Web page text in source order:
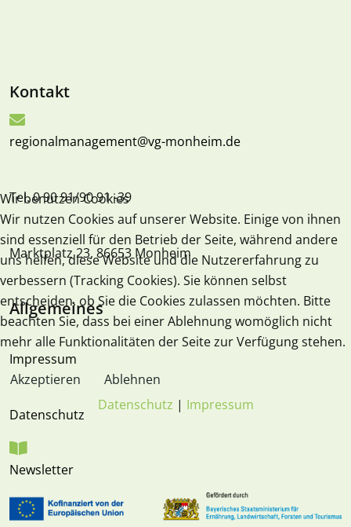
Kontakt
regionalmanagement@vg-monheim.de
Tel. 0 90 91/90 91 -39
Marktplatz 23, 86653 Monheim
Allgemeines
Impressum
Datenschutz
Newsletter
Wir benutzen Cookies
Wir nutzen Cookies auf unserer Website. Einige von ihnen
sind essenziell für den Betrieb der Seite, während andere
uns helfen, diese Website und die Nutzererfahrung zu
verbessern (Tracking Cookies). Sie können selbst
entscheiden, ob Sie die Cookies zulassen möchten. Bitte
beachten Sie, dass bei einer Ablehnung womöglich nicht
mehr alle Funktionalitäten der Seite zur Verfügung stehen.
Akzeptieren
Ablehnen
Datenschutz | Impressum